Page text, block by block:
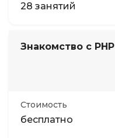
28 занятий
Знакомство с PHP
Стоимость
бесплатно